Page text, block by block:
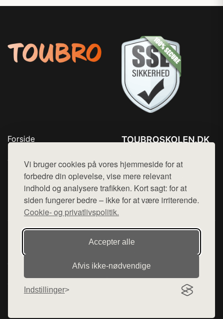
Vi bruger cookies på vores hjemmeside for at
forbedre din oplevelse, vise mere relevant
indhold og analysere trafikken. Kort sagt: for at
siden fungerer bedre – ikke for at være irriterende.
Cookie- og privatlivspolitik.
Accepter alle
Afvis ikke‑nødvendige
Indstillinger
Forside
Top Rabatter
Blog
Kontakt
TOUBROSKOLEN.DK
Mail: hej@want.dk
Cookie- og privatlivspolitik
Denne side er en del af want.dk, der udgiver en række
hjemmesider med præsentation af forskellige produkter fra
diverse webshops. Der sælges ikke varer fra denne side - vi
henviser til de shops, som sælger varen. Vi har heller ikke
varerne på lager.